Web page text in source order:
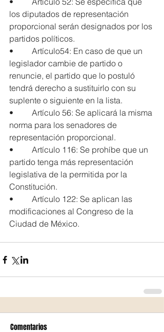
los diputados de representación
proporcional serán designados por los
partidos políticos.
•         Artículo54: En caso de que un
legislador cambie de partido o
renuncie, el partido que lo postuló
tendrá derecho a sustituirlo con su
suplente o siguiente en la lista.
•         Artículo 56: Se aplicará la misma
norma para los senadores de
representación proporcional.
•         Artículo 116: Se prohíbe que un
partido tenga más representación
legislativa de la permitida por la
Constitución.
•         Artículo 122: Se aplican las
modificaciones al Congreso de la
Ciudad de México.
Comentarios